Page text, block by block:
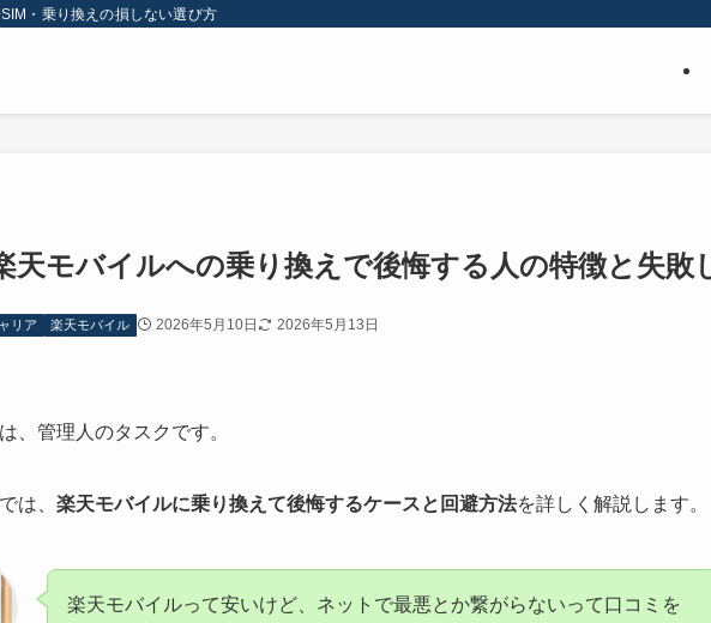
・乗り換えの損しない選び方
天モバイルへの乗り換えで後悔する人の特徴と失敗
リア 楽天モバイル 2026年5月10日 2026年5月13日
、管理人のタスクです。
は、 楽天モバイルに乗り換えて後悔するケースと回避方法を詳しく解説します。
楽天モバイルって安いけど、ネットで最悪とか繋がらないって口コミを